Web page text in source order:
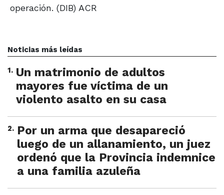
operación. (DIB) ACR
Noticias más leídas
1. Un matrimonio de adultos
mayores fue víctima de un
violento asalto en su casa
2. Por un arma que desapareció
luego de un allanamiento, un juez
ordenó que la Provincia indemnice
a una familia azuleña